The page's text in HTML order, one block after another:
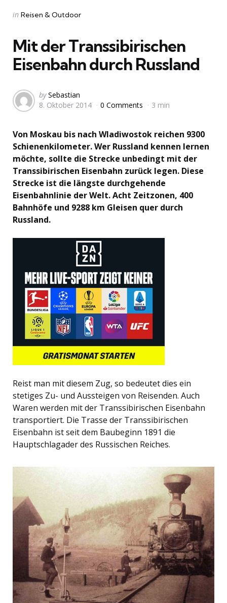
Categories
Posted
in Reisen & Outdoor
Mit der Transsibirischen
Eisenbahn durch Russland
Posted
by
by Sebastian
8. Oktober 2014
0 Comments 3 min
Von Moskau bis nach Wladiwostok reichen 9300
Schienenkilometer. Wer Russland kennen lernen
möchte, sollte die Strecke unbedingt mit der
Transsibirischen Eisenbahn zurück legen. Diese
Strecke ist die längste durchgehende
Eisenbahnlinie der Welt. Acht Zeitzonen, 400
Bahnhöfe und 9288 km Gleisen quer durch
Russland.
Reist man mit diesem Zug, so bedeutet dies ein
stetiges Zu- und Aussteigen von Reisenden. Auch
Waren werden mit der Transsibirischen Eisenbahn
transportiert. Die Trasse der Transsibirischen
Eisenbahn ist seit dem Baubeginn 1891 die
Hauptschlagader des Russischen Reiches.